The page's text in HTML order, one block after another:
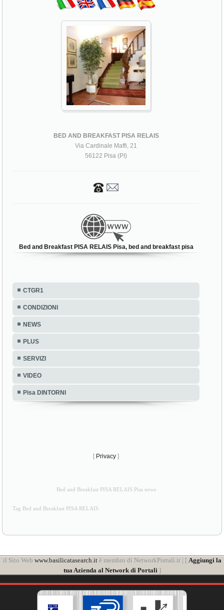
BED AND BREAKFAST PISA RELAIS
Via Cardinale Maffi, 21
56122 Pisa (PI)
Bed and Breakfast PISA RELAIS Pisa, bed and breakfast pisa
CTGR1
CONDIZIONI
NEWS
PLUS
SERVIZI
VIDEO
Pisa DINTORNI
[ Privacy ]
Bed and Breakfast PISA RELAIS Pisa news
Tag Bed and Breakfast PISA RELAIS
il Sito Web www.basilicatasearch.itè membro di NetworkPortali.it | [ Aggiungi la
tua Azienda al Network di Portali]